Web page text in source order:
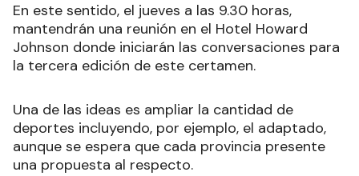
En este sentido, el jueves a las 9.30 horas,
mantendrán una reunión en el Hotel Howard
Johnson donde iniciarán las conversaciones para
la tercera edición de este certamen.
Una de las ideas es ampliar la cantidad de
deportes incluyendo, por ejemplo, el adaptado,
aunque se espera que cada provincia presente
una propuesta al respecto.